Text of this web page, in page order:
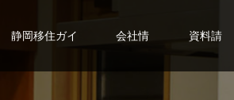
静岡移住ガイ 会社情 資料請